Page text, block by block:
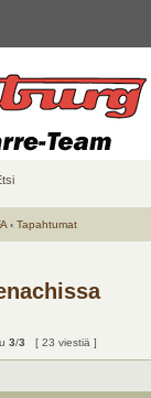
‹ Tapahtumat
3/3 [ 23 viestiä ]